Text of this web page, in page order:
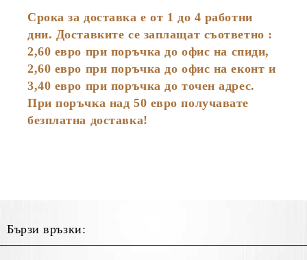
Срока за доставка е от 1 до 4 работни
дни. Доставките се заплащат съответно :
2,60 евро при поръчка до офис на спиди,
2,60 евро при поръчка до офис на еконт и
3,40 евро при поръчка до точен адрес.
При поръчка над 50 евро получавате
безплатна доставка!
Бързи връзки: